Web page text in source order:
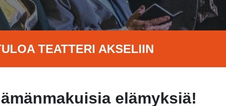
TEATTERI AKSELIIN
elämyksiä!